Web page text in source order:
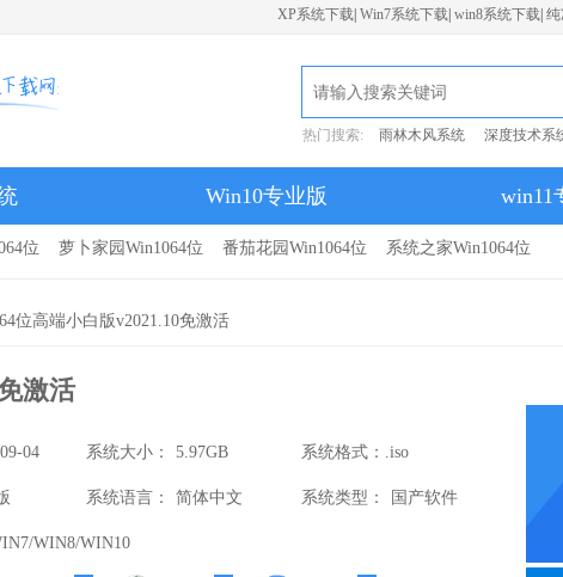
XP系统下载 Win7系统下载 win8系统下载
热门搜索: 雨林木风系统 深度技术系
Win10专业版 win11
位 萝卜家园Win1064位 番茄花园Win1064位 系统之家Win1064位
位高端小白版v2021.10免激活
激活
04 系统大小： 5.97GB 系统格式： .iso
系统语言： 简体中文 系统类型： 国产软件
WIN8/WIN10